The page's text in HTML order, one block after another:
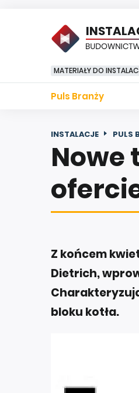
MATERIAŁY DO
Puls Branży
INSTALACJE PULS
Nowe
Z końcem
Dietrich,
bloku kotła.